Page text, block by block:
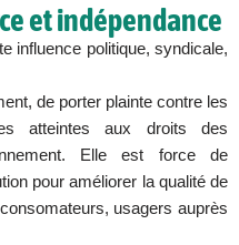
et indépendance
influence politique, syndicale,
de porter plainte contre les
atteintes aux droits des
Elle est force de
pour améliorer la qualité de
usagers auprès